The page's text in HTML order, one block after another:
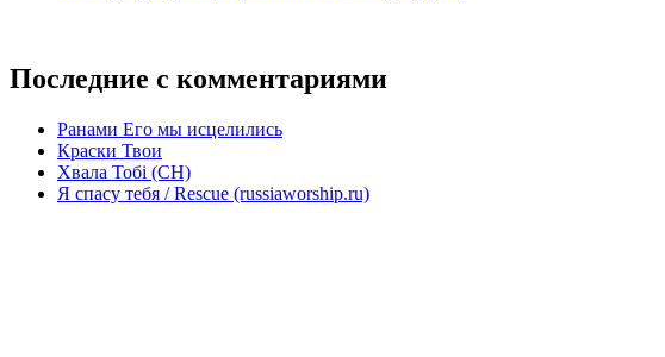
Последние с комментариями
Ранами Его мы исцелились
Краски Твои
Хвала Тобі (СН)
Я спасу тебя / Rescue (russiaworship.ru)